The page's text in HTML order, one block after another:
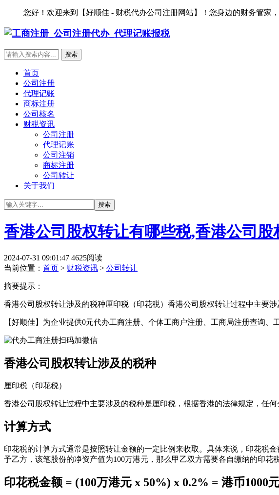
您好！欢迎来到【好顺佳 - 财税代办公司注册网站】！您身边的财务管家，
首页
公司注册
代理记账
商标注册
公司核名
财税资讯
公司注册
代理记账
公司注销
商标注册
公司转让
关于我们
香港公司股权转让有哪些税,香港公司股
2024-07-31 09:01:47 4625阅读
当前位置： 首页 > 财税资讯 > 公司转让
摘要提示：
香港公司股权转让涉及的税种厘印税（印花税）香港公司股权转让过程中主要
【好顺佳】为企业提供0元代办工商注册、个体工商户注册、工商局注册查询
香港公司股权转让涉及的税种
厘印税（印花税）
香港公司股权转让过程中主要涉及的税种是厘印税，根据香港的法律规定，任
计算方式
印花税的计算方式通常是按照转让金额的一定比例来收取。具体来说，印花税
予乙方，该笔股份的净资产值为100万港元，那么甲乙双方需要各自缴纳的印花
印花税金额 = (100万港元 x 50%) x 0.2% = 港币1000